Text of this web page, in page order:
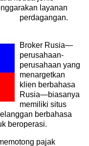
layanan
perdagangan.
Broker Rusia—
perusahaan-
perusahaan yang
menargetkan
klien berbahasa
Rusia—biasanya
memiliki situs
berbahasa
beroperasi.
pajak